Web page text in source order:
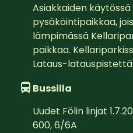
Asiakkaiden
pysäköintipaikkaa,
lämpimässä
paikkaa.
Lataus-
Bussilla
Uudet Fölin linjat
600, 6/6A